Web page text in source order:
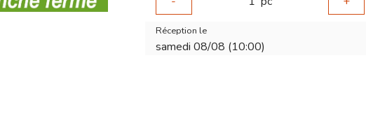
Réception le
samedi 08/08 (10:00)